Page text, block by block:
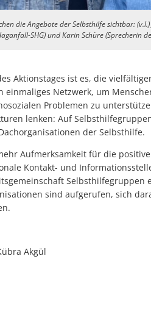
die Angebote der Selbsthilfe sichtbar:
SHG) und Karin Schüre (Sprecherin
Aktionstages ist es, die
einmaliges Netzwerk, um
Problemen zu
lenken: Auf
der Selbsthilfe.
Aufmerksamkeit für die
Kontakt- und
Selbsthilfegruppen
sind aufgerufen, sich
Akgül